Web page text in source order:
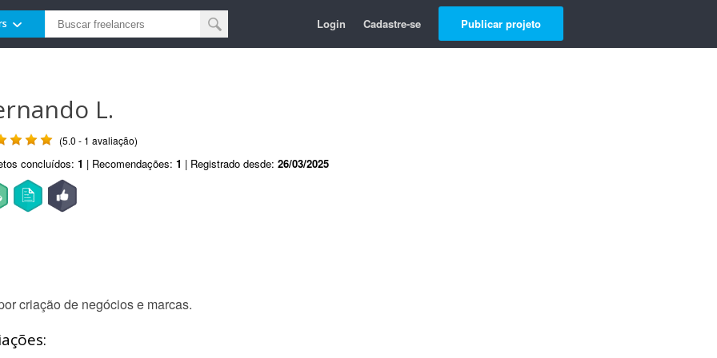
Login Cadastre-se Publicar projeto
L.
(5.0 - 1 avaliação)
concluídos: 1 | Recomendações: 1 | Registrado desde: 26/03/2025
criação de negócios e marcas.